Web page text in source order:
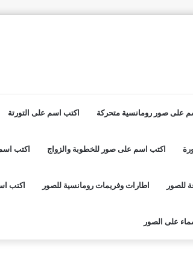
على صور رومانسية متحركة اكتب اسم على التورتة
اكتب اسم على صور للخطوبة والزواج اكتب
للصور اطارات وفريمات رومانسية للصور اكتب
على الصور